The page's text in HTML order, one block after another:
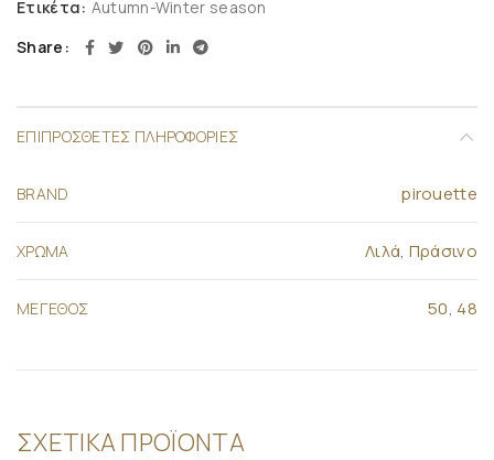
Ετικέτα: Autumn-Winter season
Share
ΕΠΙΠΡΌΣΘΕΤΕΣ ΠΛΗΡΟΦΟΡΊΕΣ
BRAND pirouette
ΧΡΩΜΑ Λιλά, Πράσινο
ΜΕΓΕΘΟΣ 50, 48
ΣΧΕΤΙΚΆ ΠΡΟΪΌΝΤΑ